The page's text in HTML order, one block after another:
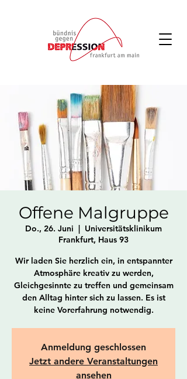
Offene Malgruppe
Do., 26. Juni
  |
Universitätsklinikum
Frankfurt, Haus 93
Wir laden Sie herzlich ein, in entspannter
Atmosphäre kreativ zu werden,
Gleichgesinnte zu treffen und gemeinsam
den Alltag hinter sich zu lassen. Es ist
keine Vorerfahrung notwendig.
Anmeldung geschlossen
Jetzt andere Veranstaltungen
ansehen